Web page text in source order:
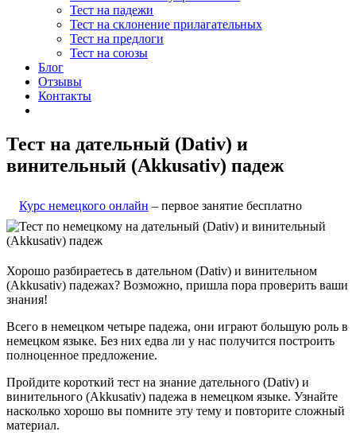
Тест на падежи
Тест на склонение прилагательных
Тест на предлоги
Тест на союзы
Блог
Отзывы
Контакты
Тест на дательный (Dativ) и
винительный (Akkusativ) падеж
Курс немецкого онлайн – первое занятие бесплатно
Хорошо разбираетесь в дательном (Dativ) и винительном
(Akkusativ) падежах? Возможно, пришла пора проверить ваши
знания!
Всего в немецком четыре падежа, они играют большую роль в
немецком языке. Без них едва ли у нас получится построить
полноценное предложение.
Пройдите короткий тест на знание дательного (Dativ) и
винительного (Akkusativ) падежа в немецком языке. Узнайте
насколько хорошо вы помните эту тему и повторите сложный
материал.